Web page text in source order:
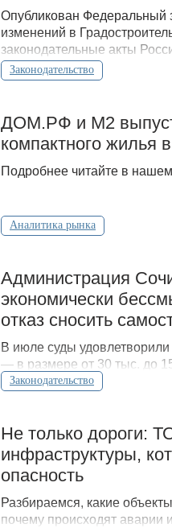
Опубликован Федеральный
изменений в
законодательные акты
Законодательство
ДOМ.PФ и М2
компактного жилья
Подробнее читайте в
Аналитика рынка
Администрация
экономически
отказ сносить
В июле суды
— в размере от 30 тыс. до
судебного решения.
Законодательство
Не только дороги:
инфраструктуры,
опасность
Разбираемся, какие
почему происходят аварии